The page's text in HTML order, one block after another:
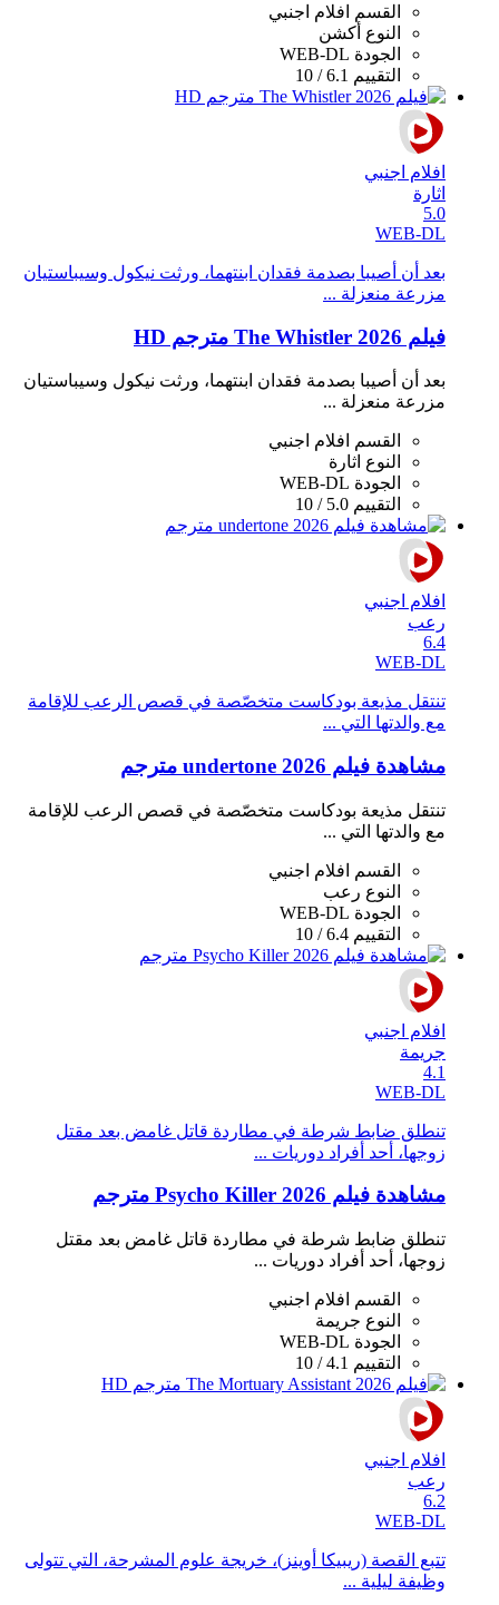
القسم
افلام اجنبي
النوع أكشن
الجودة WEB-DL
التقييم 6.1 / 10
افلام اجنبي
اثارة
5.0
WEB-DL
بعد أن أصيبا بصدمة فقدان ابنتهما، ورثت نيكول وسيباستيان
مزرعة منعزلة ...
فيلم The Whistler 2026 مترجم HD
بعد أن أصيبا بصدمة فقدان ابنتهما، ورثت نيكول وسيباستيان
مزرعة منعزلة ...
القسم
افلام اجنبي
النوع اثارة
الجودة WEB-DL
التقييم 5.0 / 10
افلام اجنبي
رعب
6.4
WEB-DL
تنتقل مذيعة بودكاست متخصّصة في قصص الرعب للإقامة
مع والدتها التي ...
مشاهدة فيلم undertone 2026 مترجم
تنتقل مذيعة بودكاست متخصّصة في قصص الرعب للإقامة
مع والدتها التي ...
القسم
افلام اجنبي
النوع رعب
الجودة WEB-DL
التقييم 6.4 / 10
افلام اجنبي
جريمة
4.1
WEB-DL
تنطلق ضابط شرطة في مطاردة قاتل غامض بعد مقتل
زوجها، أحد أفراد دوريات ...
مشاهدة فيلم Psycho Killer 2026 مترجم
تنطلق ضابط شرطة في مطاردة قاتل غامض بعد مقتل
زوجها، أحد أفراد دوريات ...
القسم
افلام اجنبي
النوع جريمة
الجودة WEB-DL
التقييم 4.1 / 10
افلام اجنبي
رعب
6.2
WEB-DL
تتبع القصة (ريبيكا أوينز)، خريجة علوم المشرحة، التي تتولى
وظيفة ليلية ...